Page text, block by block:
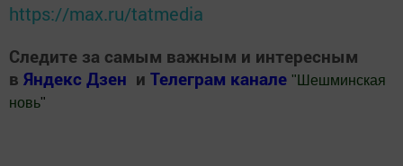
https://max.ru/tatmedia
Следите за самым важным и интересным
в Яндекс Дзен и Телеграм канале " Шешминская
новь"